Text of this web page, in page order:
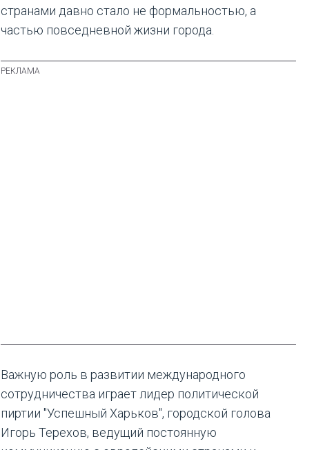
странами давно стало не формальностью, а
частью повседневной жизни города.
Важную роль в развитии международного
сотрудничества играет лидер политической
пиртии "Успешный Харьков", городской голова
Игорь Терехов, ведущий постоянную